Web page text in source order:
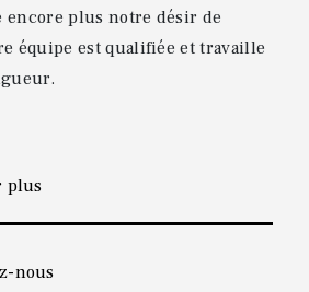
encore plus notre désir de
équipe est qualifiée et travaille
plus
nous